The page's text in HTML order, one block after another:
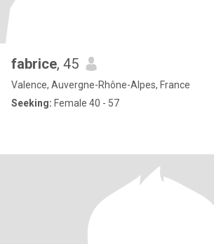
fabrice, 45
Valence, Auvergne-Rhône-Alpes, France
Seeking: Female 40 - 57